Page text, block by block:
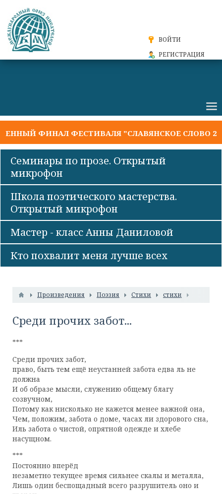
ВОЙТИ
РЕГИСТРАЦИЯ
ФИНАЛ ФЕСТИВАЛЯ "СЛАВЯНСКОЕ СЛОВО
Семинары по прозе. Открытый
микрофон
Школа поэтического мастерства.
Открытый микрофон
Мастер - класс Анны Даниловой
Кто похвалит меня лучше всех
Произведения Поэзия Стихи стихи
Среди прочих забот...
***
Среди прочих забот,
право, быть тем ещё неустанней забота едва ль не
должна
И об образе мысли, служению общему благу
созвучном,
Потому как нисколько не кажется менее важной она,
Чем, положим, забота о доме, часах ли здорового сна,
Иль забота о чистой, опрятной одежде и хлебе
насущном.
***
Постоянно вперёд
незаметно текущее время сильнее скалы и металла,
Лишь один беспощадный всего разрушитель оно и